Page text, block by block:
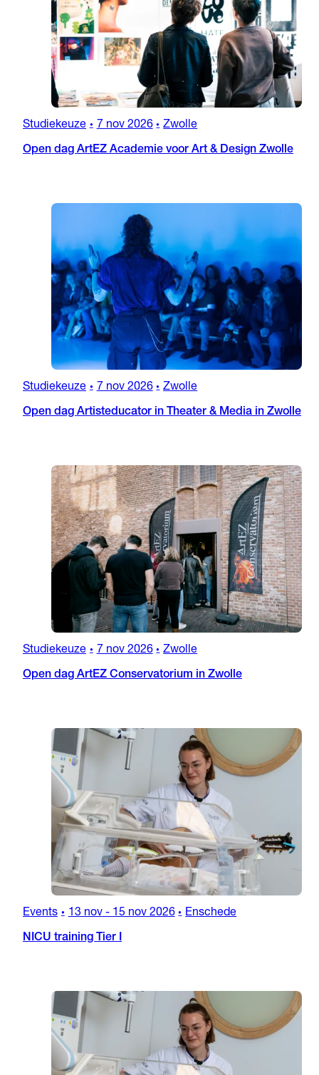
Studiekeuze • 7 nov 2026 • Zwolle
Open dag ArtEZ Academie voor Art & Design Zwolle
Studiekeuze • 7 nov 2026 • Zwolle
Open dag Artisteducator in Theater & Media in Zwolle
Studiekeuze • 7 nov 2026 • Zwolle
Open dag ArtEZ Conservatorium in Zwolle
Events • 13 nov-15 nov 2026 • Enschede
NICU training Tier I